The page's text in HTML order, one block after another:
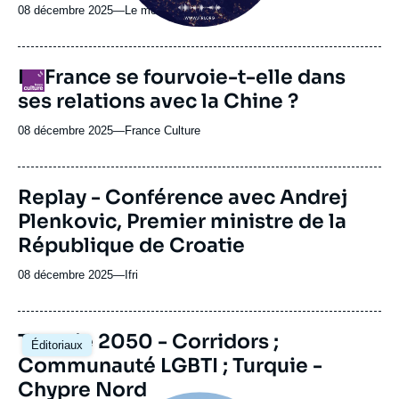
08 décembre 2025—Nom
journal,
ou
émission
Le monde selon l'Ifri
Logo
La France se fourvoie-t-elle dans
ses relations avec la Chine ?
08 décembre 2025—Nom
journal,
ou
émission
France Culture
Replay - Conférence avec Andrej
Plenkovic, Premier ministre de la
République de Croatie
08 décembre 2025— Nom
journal,
ou
émission
Ifri
Éditoriaux
Image
principale
Turquie 2050 - Corridors ;
Communauté LGBTI ; Turquie -
Chypre Nord